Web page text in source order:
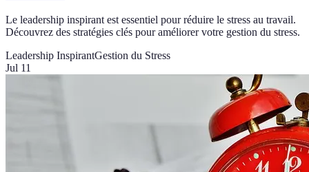
Le leadership inspirant est essentiel pour réduire le stress au travail.
Découvrez des stratégies clés pour améliorer votre gestion du stress.
Leadership InspirantGestion du Stress
Jul 11